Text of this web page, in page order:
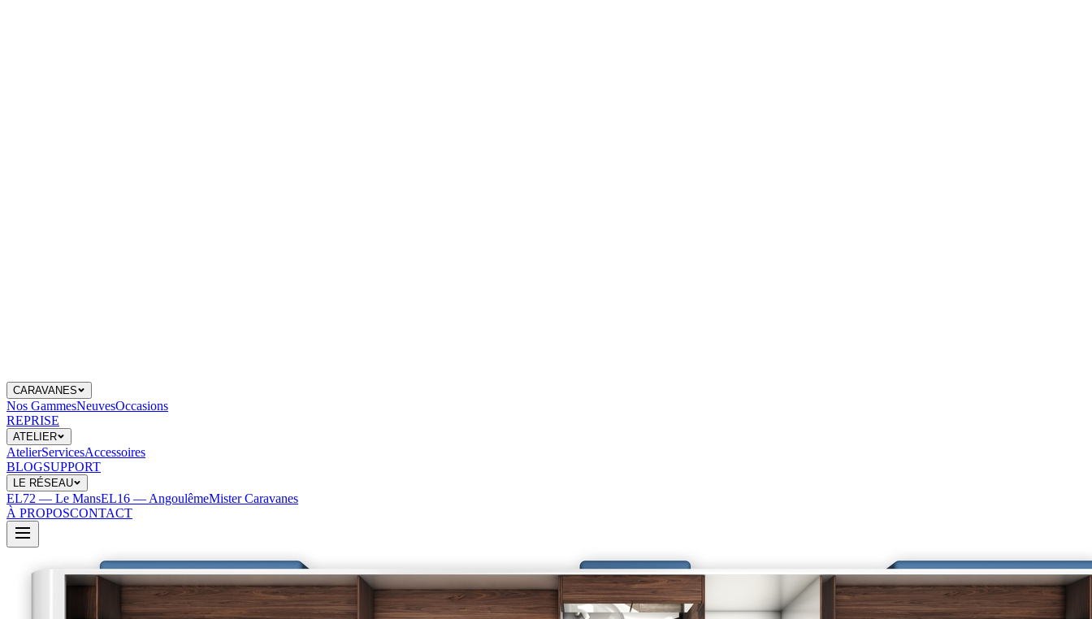
CARAVANES
Nos GammesNeuvesOccasions
REPRISE
ATELIER
AtelierServicesAccessoires
BLOGSUPPORT
LE RÉSEAU
EL72 — Le MansEL16 — AngoulêmeMister Caravanes
À PROPOSCONTACT